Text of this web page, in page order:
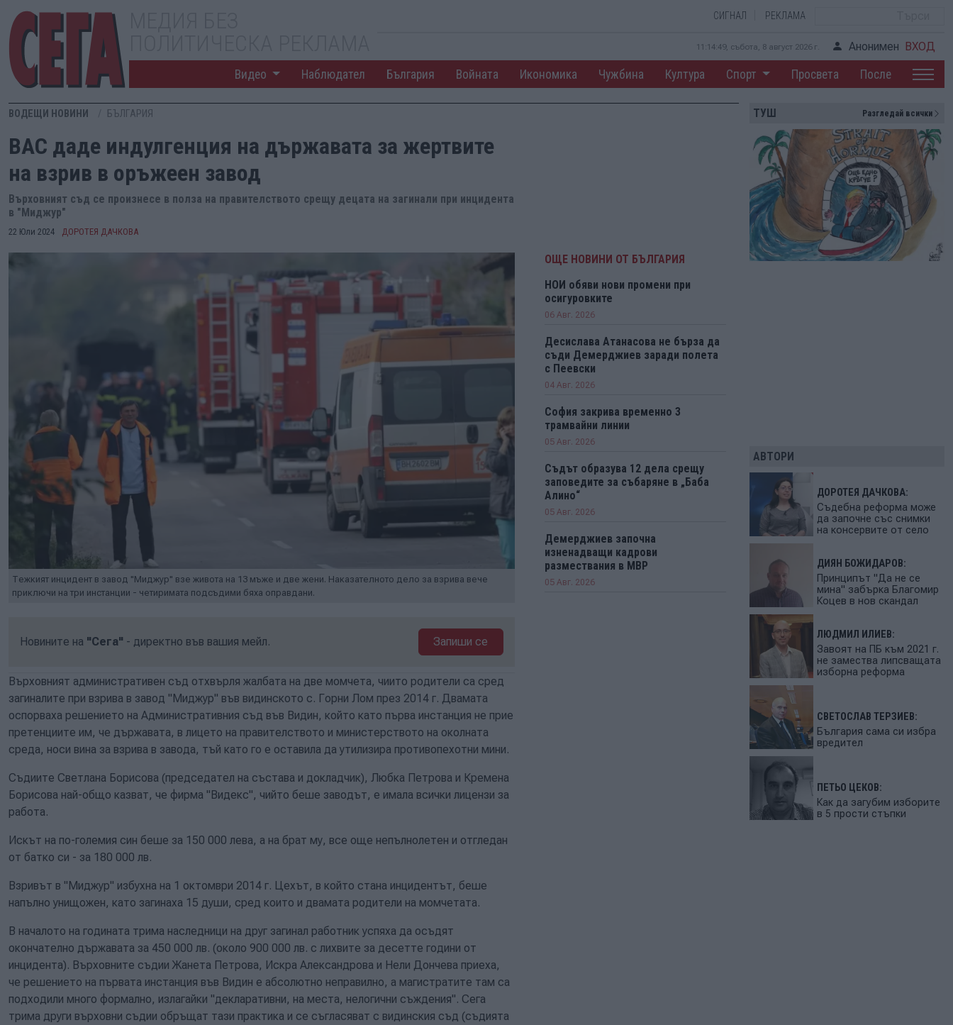
СИГНАЛ РЕКЛАМА
11:14:50, събота, 8 август 2026 г. Анонимен ВХОД
Видео Наблюдател България Войната Икономика Чужбина Култура Спорт Просвета После
ВОДЕЩИ НОВИНИ БЪЛГАРИЯ
ВАС даде индулгенция на държавата за жертвите
на взрив в оръжеен завод
Върховният съд се произнесе в полза на правителството срещу децата на загинали при инцидента
в "Миджур"
22 Юли 2024 ДОРОТЕЯ ДАЧКОВА
Тежкият инцидент в завод "Миджур" взе живота на 13 мъже и две жени. Наказателното дело за взрива вече
приключи на три инстанции - четиримата подсъдими бяха оправдани.
Новините на "Сега" - директно във вашия мейл. Запиши се
Върховният административен съд отхвърля жалбата на две момчета, чиито родители са сред
загиналите при взрива в завод "Миджур" във видинското с. Горни Лом през 2014 г. Двамата
оспорваха решението на Административния съд във Видин, който като първа инстанция не прие
претенциите им, че държавата, в лицето на правителството и министерството на околната
среда, носи вина за взрива в завода, тъй като го е оставила да утилизира противопехотни мини.
Съдиите Светлана Борисова (председател на състава и докладчик), Любка Петрова и Кремена
Борисова най-общо казват, че фирма "Видекс", чийто беше заводът, е имала всички лицензи за
работа.
Искът на по-големия син беше за 150 000 лева, а на брат му, все още непълнолетен и отгледан
от батко си - за 180 000 лв.
Взривът в "Миджур" избухна на 1 октомври 2014 г. Цехът, в който стана инцидентът, беше
напълно унищожен, като загинаха 15 души, сред които и двамата родители на момчетата.
В началото на годината трима наследници на друг загинал работник успяха да осъдят
окончателно държавата за 450 000 лв. (около 900 000 лв. с лихвите за десетте години от
инцидента). Върховните съдии Жанета Петрова, Искра Александрова и Нели Дончева приеха,
че решението на първата инстанция във Видин е абсолютно неправилно, а магистратите там са
подходили много формално, излагайки "декларативни, на места, нелогични съждения". Сега
трима други върховни съдии обръщат тази практика и се съгласяват с видинския съд (съдията
ОЩЕ НОВИНИ ОТ БЪЛГАРИЯ
НОИ обяви нови промени при
осигуровките
06 Авг. 2026
Десислава Атанасова не бърза да
съди Демерджиев заради полета
с Пеевски
04 Авг. 2026
София закрива временно 3
трамвайни линии
05 Авг. 2026
Съдът образува 12 дела срещу
заповедите за събаряне в „Баба
Алино“
05 Авг. 2026
Демерджиев започна
изненадващи кадрови
размествания в МВР
05 Авг. 2026
ТУШ Разгледай всички
АВТОРИ
ДОРОТЕЯ ДАЧКОВА:
Съдебна реформа може
да започне със снимки
на консервите от село
ДИЯН БОЖИДАРОВ:
Принципът "Да не се
мина" забърка Благомир
Коцев в нов скандал
ЛЮДМИЛ ИЛИЕВ:
Завоят на ПБ към 2021 г.
не замества липсващата
изборна реформа
СВЕТОСЛАВ ТЕРЗИЕВ:
България сама си избра
вредител
ПЕТЬО ЦЕКОВ:
Как да загубим изборите
в 5 прости стъпки